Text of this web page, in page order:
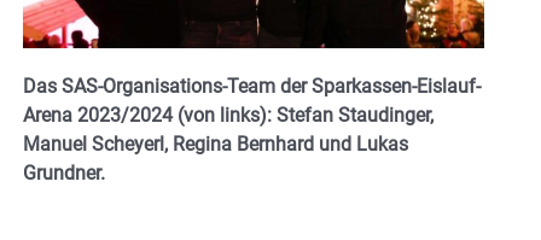
Das SAS-Organisations-Team der Sparkassen-Eislauf-
Arena 2023/2024 (von links): Stefan Staudinger,
Manuel Scheyerl, Regina Bernhard und Lukas
Grundner.